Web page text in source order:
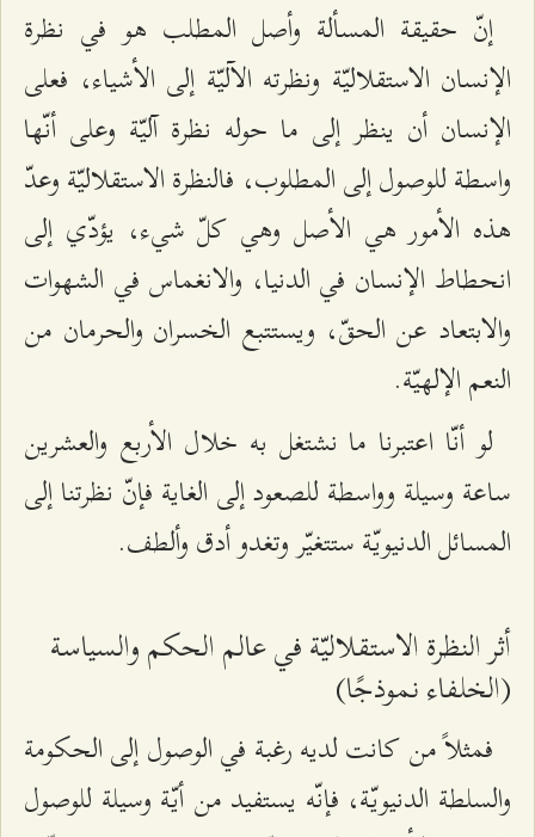
إنّ حقيقة المسألة وأصل المطلب هو في نظرة
الإنسان الاستقلاليّة ونظرته الآليّة إلى الأشياء، فعلى
الإنسان أن ينظر إلى ما حوله نظرة آليّة وعلى أنّها
واسطة للوصول إلى المطلوب، فالنظرة الاستقلاليّة وعدّ
هذه الأمور هي الأصل وهي كلّ شيء، يؤدّي إلى
انحطاط الإنسان في الدنيا، والانغماس في الشهوات
والابتعاد عن الحقّ، ويستتبع الخسران والحرمان من
النعم الإلهيّة.
لو أنّا اعتبرنا ما نشتغل به خلال الأربع والعشرين
ساعة وسيلة وواسطة للصعود إلى الغاية فإنّ نظرتنا إلى
المسائل الدنيويّة ستتغيّر وتغدو أدق وألطف.
أثر النظرة الاستقلاليّة في عالم الحكم والسياسة
(الخلفاء نموذجًا)
فمثلاً من كانت لديه رغبة في الوصول إلى الحكومة
والسلطة الدنيويّة، فإنّه يستفيد من أيّة وسيلة للوصول